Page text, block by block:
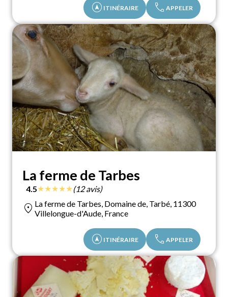
assistant_navigation ITINÉRAIRE call APPELER
La ferme de Tarbes
4.5★★★★★(12 avis)
location_on La ferme de Tarbes, Domaine de, Tarbé, 11300
Villelongue-d'Aude, France
assistant_navigation ITINÉRAIRE call APPELER